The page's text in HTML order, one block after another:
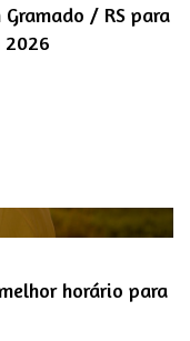
/ RS para
2026
horário para